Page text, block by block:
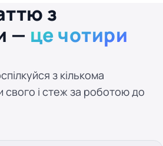
з
— це чотири
з кількома
і стеж за роботою до